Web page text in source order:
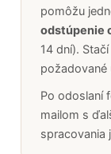
Hračky
podľa
vlastností
Hračky
Hračky
pomôžu
odstúpenie
14 dní).
požadované
Po odoslaní
mailom s
spracovania